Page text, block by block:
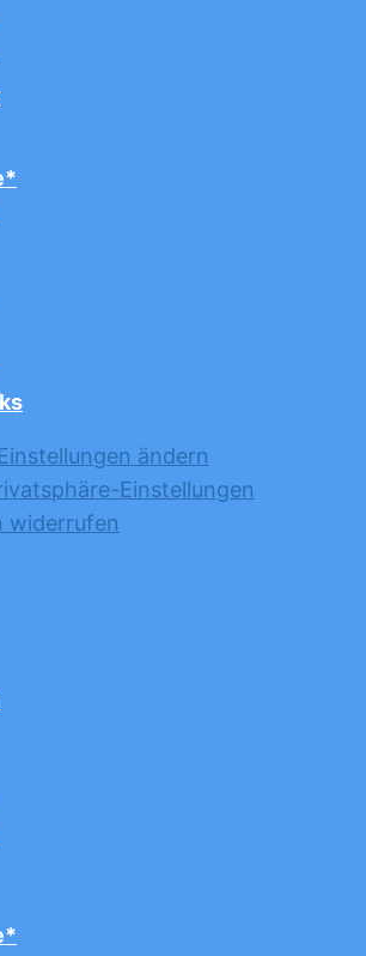
ändern
Einstellungen
widerrufen